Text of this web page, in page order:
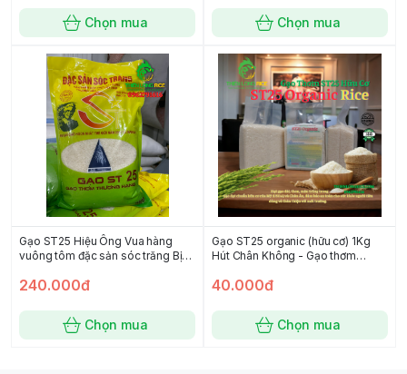
Chọn mua Chọn mua
Gạo ST25 Hiệu Ông Vua hàng
vuông tôm đặc sản sóc trăng Bịch
240.000đ
Chọn mua
Gạo ST25 organic (hữu cơ) 1Kg
Hút Chân Không - Gạo thơm
40.000đ
Chọn mua